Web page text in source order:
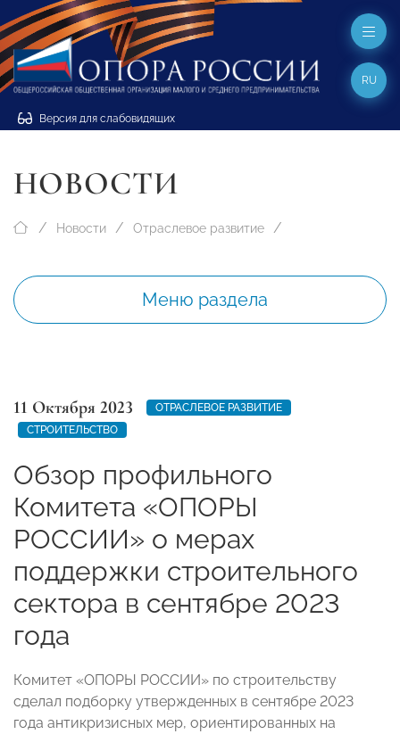
Версия для слабовидящих
RU
НОВОСТИ
Новости Отраслевое развитие
Меню раздела
11 Октября 2023
ОТРАСЛЕВОЕ РАЗВИТИЕ
СТРОИТЕЛЬСТВО
Обзор профильного
Комитета «ОПОРЫ
РОССИИ» о мерах
поддержки строительного
сектора в сентябре 2023
года
Комитет «ОПОРЫ РОССИИ» по строительству
сделал подборку утвержденных в сентябре 2023
года антикризисных мер, ориентированных на